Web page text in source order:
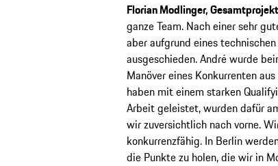
Florian Modlinger,
ganze Team. Nach einer sehr
aber aufgrund eines
ausgeschieden. André wurde
Manöver eines Konkurrenten
haben mit einem starken
Arbeit geleistet, wurden dafür
wir zuversichtlich nach vorne.
konkurrenzfähig. In Berlin
die Punkte zu holen, die wir in